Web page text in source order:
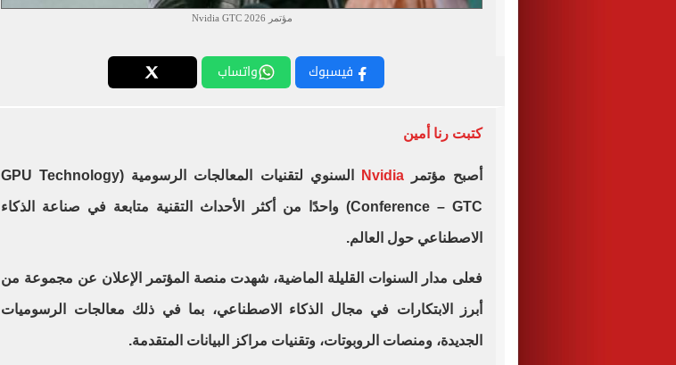
مؤتمر Nvidia GTC 2026
فيسبوك واتساب
كتبت رنا أمين
أصبح مؤتمرNvidia السنوي لتقنيات المعالجات الرسومية (GPU Technology
Conference – GTC) واحدًا من أكثر الأحداث التقنية متابعة في صناعة الذكاء
الاصطناعي حول العالم.
فعلى مدار السنوات القليلة الماضية، شهدت منصة المؤتمر الإعلان عن مجموعة من
أبرز الابتكارات في مجال الذكاء الاصطناعي، بما في ذلك معالجات الرسوميات
الجديدة، ومنصات الروبوتات، وتقنيات مراكز البيانات المتقدمة.